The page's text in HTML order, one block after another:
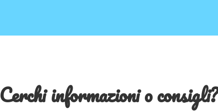
Cerchi informazioni o consigli?